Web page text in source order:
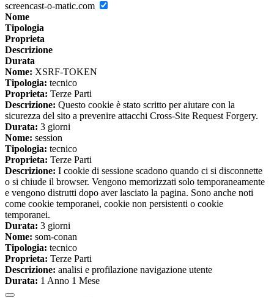
screencast-o-matic.com
Nome
Tipologia
Proprieta
Descrizione
Durata
Nome: XSRF-TOKEN
Tipologia: tecnico
Proprieta: Terze Parti
Descrizione: Questo cookie è stato scritto per aiutare con la
sicurezza del sito a prevenire attacchi Cross-Site Request Forgery.
Durata: 3 giorni
Nome: session
Tipologia: tecnico
Proprieta: Terze Parti
Descrizione: I cookie di sessione scadono quando ci si disconnette
o si chiude il browser. Vengono memorizzati solo temporaneamente
e vengono distrutti dopo aver lasciato la pagina. Sono anche noti
come cookie temporanei, cookie non persistenti o cookie
temporanei.
Durata: 3 giorni
Nome: som-conan
Tipologia: tecnico
Proprieta: Terze Parti
Descrizione: analisi e profilazione navigazione utente
Durata: 1 Anno 1 Mese